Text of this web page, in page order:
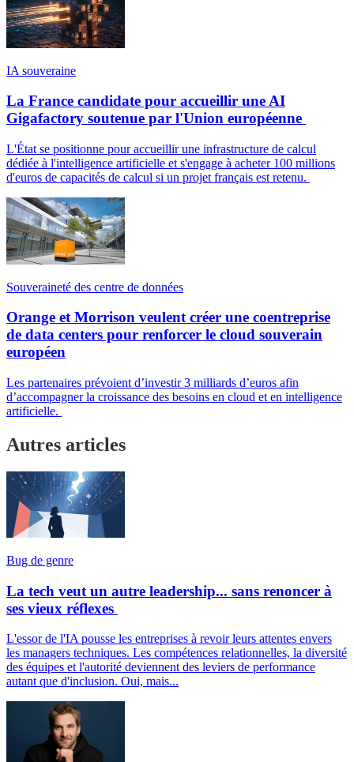
IA souveraine
La France candidate pour accueillir une AI
Gigafactory soutenue par l'Union européenne
L'État se positionne pour accueillir une infrastructure de calcul
dédiée à l'intelligence artificielle et s'engage à acheter 100 millions
d'euros de capacités de calcul si un projet français est retenu.
Souveraineté des centre de données
Orange et Morrison veulent créer une coentreprise
de data centers pour renforcer le cloud souverain
européen
Les partenaires prévoient d’investir 3 milliards d’euros afin
d’accompagner la croissance des besoins en cloud et en intelligence
artificielle.
Autres articles
Bug de genre
La tech veut un autre leadership... sans renoncer à
ses vieux réflexes
L'essor de l'IA pousse les entreprises à revoir leurs attentes envers
les managers techniques. Les compétences relationnelles, la diversité
des équipes et l'autorité deviennent des leviers de performance
autant que d'inclusion. Oui, mais...